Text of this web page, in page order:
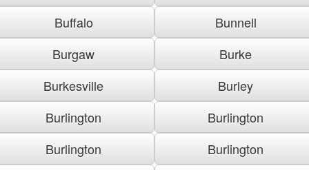
Buffalo
Bunnell
Burgaw
Burke
Burkesville
Burley
Burlington
Burlington
Burlington
Burlington